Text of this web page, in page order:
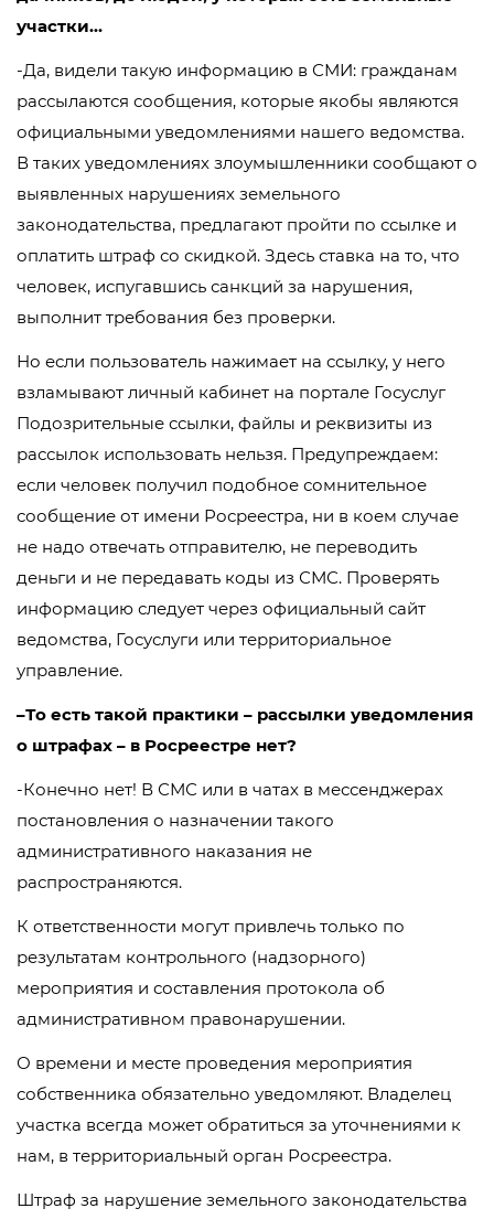
участки…
-Да, видели такую информацию в СМИ: гражданам
рассылаются сообщения, которые якобы являются
официальными уведомлениями нашего ведомства.
В таких уведомлениях злоумышленники сообщают о
выявленных нарушениях земельного
законодательства, предлагают пройти по ссылке и
оплатить штраф со скидкой. Здесь ставка на то, что
человек, испугавшись санкций за нарушения,
выполнит требования без проверки.
Но если пользователь нажимает на ссылку, у него
взламывают личный кабинет на портале Госуслуг
Подозрительные ссылки, файлы и реквизиты из
рассылок использовать нельзя. Предупреждаем:
если человек получил подобное сомнительное
сообщение от имени Росреестра, ни в коем случае
не надо отвечать отправителю, не переводить
деньги и не передавать коды из СМС. Проверять
информацию следует через официальный сайт
ведомства, Госуслуги или территориальное
управление.
–То есть такой практики – рассылки уведомления
о штрафах – в Росреестре нет?
-Конечно нет! В СМС или в чатах в мессенджерах
постановления о назначении такого
административного наказания не
распространяются.
К ответственности могут привлечь только по
результатам контрольного (надзорного)
мероприятия и составления протокола об
административном правонарушении.
О времени и месте проведения мероприятия
собственника обязательно уведомляют. Владелец
участка всегда может обратиться за уточнениями к
нам, в территориальный орган Росреестра.
Штраф за нарушение земельного законодательства